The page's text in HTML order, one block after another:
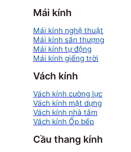
Mái kính
Mái kính nghệ thuật
Mái kính sân thượng
Mái kính tự động
Mái kính giếng trời
Vách kính
Vách kính cường lực
Vách kính mặt dựng
Vách kính nhà tắm
Vách kính Ốp bếp
Cầu thang kính